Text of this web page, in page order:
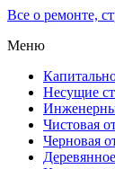
Все о ремонте,
Меню
Несущие
Чистовая
Черновая